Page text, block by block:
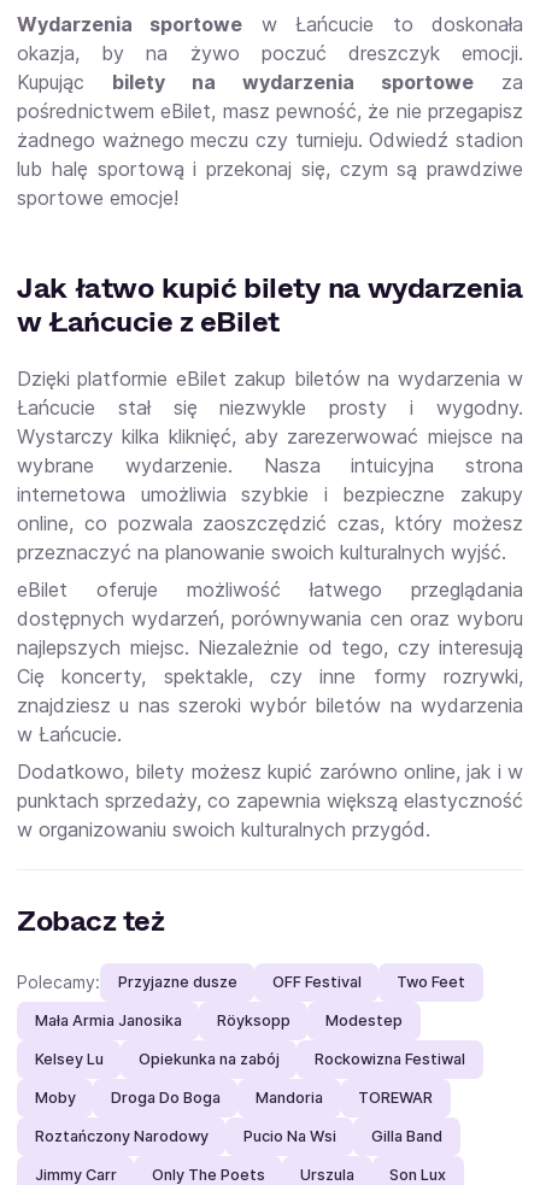
Wydarzenia sportowe w Łańcucie to doskonała
okazja, by na żywo poczuć dreszczyk emocji.
Kupując bilety na wydarzenia sportowe za
pośrednictwem eBilet, masz pewność, że nie przegapisz
żadnego ważnego meczu czy turnieju. Odwiedź stadion
lub halę sportową i przekonaj się, czym są prawdziwe
sportowe emocje!
Jak łatwo kupić bilety na wydarzenia
w Łańcucie z eBilet
Dzięki platformie eBilet zakup biletów na wydarzenia w
Łańcucie stał się niezwykle prosty i wygodny.
Wystarczy kilka kliknięć, aby zarezerwować miejsce na
wybrane wydarzenie. Nasza intuicyjna strona
internetowa umożliwia szybkie i bezpieczne zakupy
online, co pozwala zaoszczędzić czas, który możesz
przeznaczyć na planowanie swoich kulturalnych wyjść.
eBilet oferuje możliwość łatwego przeglądania
dostępnych wydarzeń, porównywania cen oraz wyboru
najlepszych miejsc. Niezależnie od tego, czy interesują
Cię koncerty, spektakle, czy inne formy rozrywki,
znajdziesz u nas szeroki wybór biletów na wydarzenia
w Łańcucie.
Dodatkowo, bilety możesz kupić zarówno online, jak i w
punktach sprzedaży, co zapewnia większą elastyczność
w organizowaniu swoich kulturalnych przygód.
Zobacz też
Polecamy: Przyjazne dusze OFF Festival Two Feet
Mała Armia Janosika Röyksopp Modestep
Kelsey Lu Opiekunka na zabój Rockowizna Festiwal
Moby Droga Do Boga Mandoria TOREWAR
Roztańczony Narodowy Pucio Na Wsi Gilla Band
Jimmy Carr Only The Poets Urszula Son Lux